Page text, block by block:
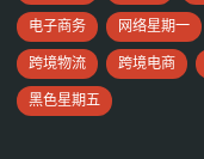
电子商务 网络星期一
跨境物流 跨境电商
黑色星期五